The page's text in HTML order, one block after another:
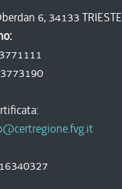
6, 34133 TRIESTE